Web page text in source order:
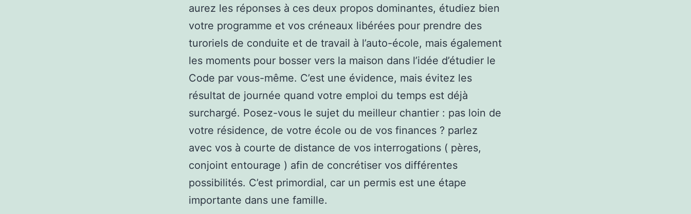
aurez les réponses à ces deux propos dominantes, étudiez bien
votre programme et vos créneaux libérées pour prendre des
turoriels de conduite et de travail à l’auto-école, mais également
les moments pour bosser vers la maison dans l’idée d’étudier le
Code par vous-même. C’est une évidence, mais évitez les
résultat de journée quand votre emploi du temps est déjà
surchargé. Posez-vous le sujet du meilleur chantier : pas loin de
votre résidence, de votre école ou de vos finances ? parlez
avec vos à courte de distance de vos interrogations ( pères,
conjoint entourage ) afin de concrétiser vos différentes
possibilités. C’est primordial, car un permis est une étape
importante dans une famille.